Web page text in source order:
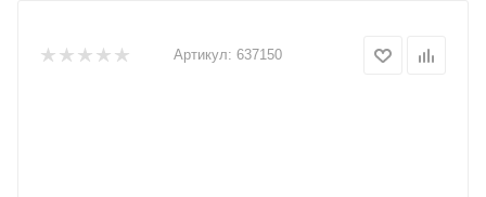
Артикул: 637150